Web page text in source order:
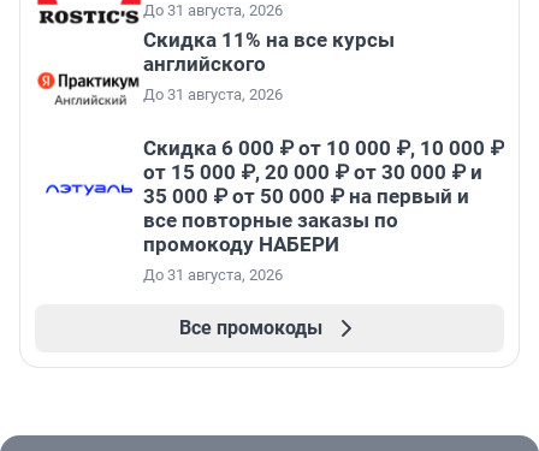
До 31 августа, 2026
Скидка 11% на все курсы
английского
До 31 августа, 2026
Скидка 6 000 ₽ от 10 000 ₽, 10 000 ₽
от 15 000 ₽, 20 000 ₽ от 30 000 ₽ и
35 000 ₽ от 50 000 ₽ на первый и
все повторные заказы по
промокоду НАБЕРИ
До 31 августа, 2026
Все промокоды